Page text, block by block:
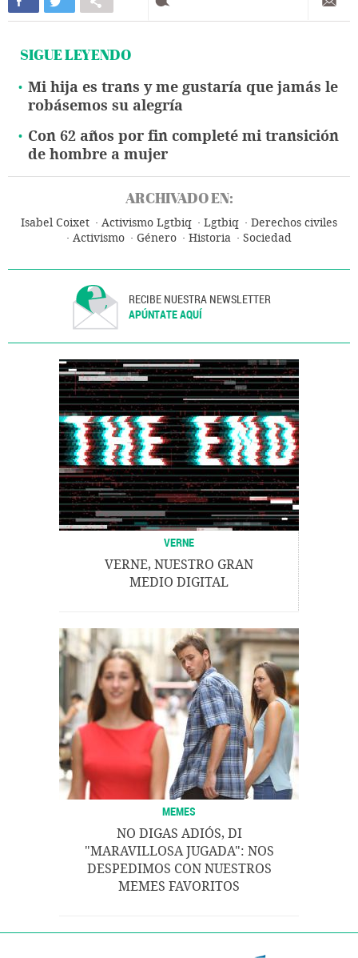
SIGUE LEYENDO
Mi hija es trans y me gustaría que jamás le
robásemos su alegría
Con 62 años por fin completé mi transición
de hombre a mujer
ARCHIVADO EN:
Isabel Coixet Activismo Lgtbiq Lgtbiq
Derechos civiles
Activismo
Género Historia Sociedad
RECIBE NUESTRA NEWSLETTER
APÚNTATE AQUÍ
VERNE
VERNE, NUESTRO GRAN
MEDIO DIGITAL
MEMES
NO DIGAS ADIÓS, DI
"MARAVILLOSA JUGADA": NOS
DESPEDIMOS CON NUESTROS
MEMES FAVORITOS